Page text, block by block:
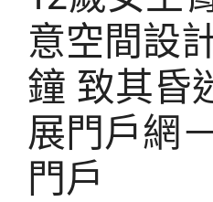
意空間設
鐘 致其昏
展門戶網
門戶